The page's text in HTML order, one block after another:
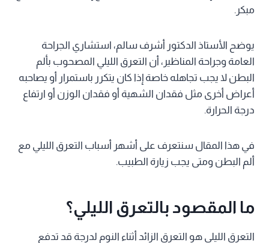
مبكر.
يوضح الأستاذ الدكتور أشرف سالم، استشاري الجراحة
العامة وجراحة المناظير، أن التعرق الليلي المصحوب بألم
البطن لا يجب تجاهله خاصة إذا كان يتكرر باستمرار أو يصاحبه
أعراض أخرى مثل فقدان الشهية أو فقدان الوزن أو ارتفاع
درجة الحرارة.
في هذا المقال سنتعرف على أشهر أسباب التعرق الليلي مع
ألم البطن ومتى يجب زيارة الطبيب.
ما المقصود بالتعرق الليلي؟
التعرق الليلي هو التعرق الزائد أثناء النوم لدرجة قد تدفع